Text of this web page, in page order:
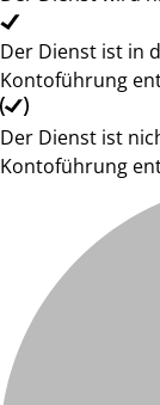
Der Dienst ist in
Kontoführung
Der Dienst ist
Kontoführung